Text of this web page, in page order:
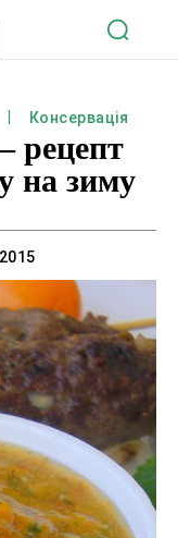
Консервація
рецепт
на зиму